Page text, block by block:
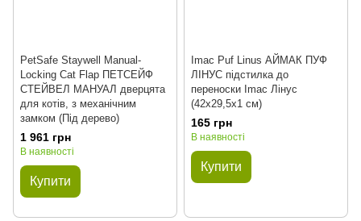
PetSafe Staywell Manual-
Locking Cat Flap ПЕТСЕЙФ
СТЕЙВЕЛ МАНУАЛ дверцята
для котів, з механічним
замком (Під дерево)
1 961 грн
В наявності
Купити
Imac Puf Linus АЙМАК ПУФ
ЛІНУС підстилка до
переноски Imac Лінус
(42x29,5x1 см)
165 грн
В наявності
Купити